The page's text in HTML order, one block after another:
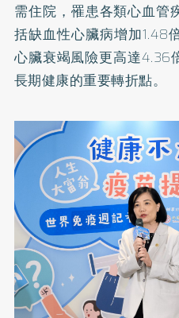
需住院，罹患各類心血管
括缺血性心臟病增加1.48
心臟衰竭風險更高達4.36
長期健康的重要轉折點。